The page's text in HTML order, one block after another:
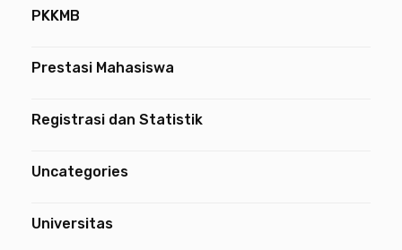
PKKMB
Prestasi Mahasiswa
Registrasi dan Statistik
Uncategories
Universitas